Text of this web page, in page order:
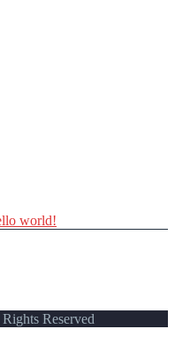
world!
Reserved